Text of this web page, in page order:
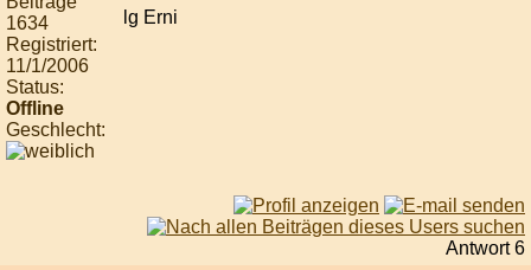
1634
Registriert:
11/1/2006
Status:
Offline
Geschlecht:
lg Erni
Antwort 6